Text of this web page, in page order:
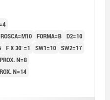
ROSCA=M10 FORMA=B D2=10
F X 30°=1 SW1=10 SW2=17
N=8
N=14